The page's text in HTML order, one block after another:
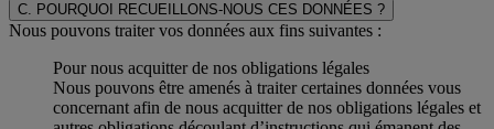
C. POURQUOI RECUEILLONS-NOUS CES DONNÉES ?
Nous pouvons traiter vos données aux fins suivantes :
Pour nous acquitter de nos obligations légales
Nous pouvons être amenés à traiter certaines données vous
concernant afin de nous acquitter de nos obligations légales et